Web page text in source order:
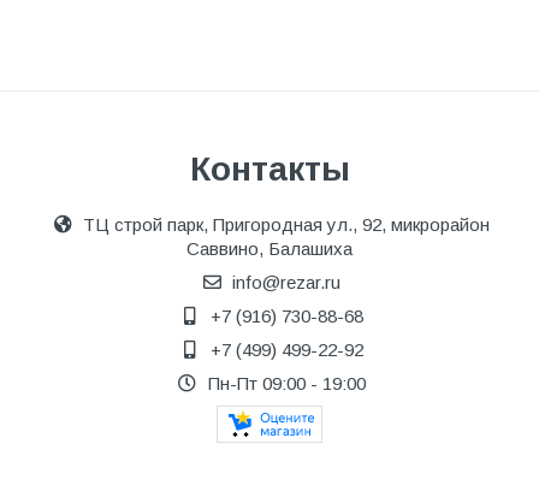
Контакты
ТЦ строй парк, Пригородная ул., 92, микрорайон
Саввино, Балашиха
info@rezar.ru
+7 (916) 730-88-68
+7 (499) 499-22-92
Пн-Пт 09:00 - 19:00